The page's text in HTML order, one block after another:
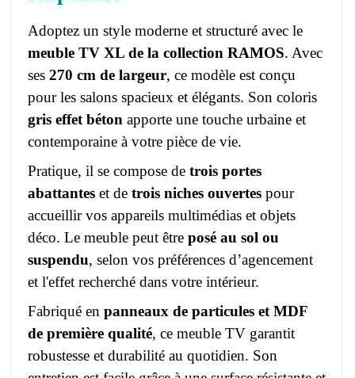
Adoptez un style moderne et structuré avec le
meuble TV XL de la collection RAMOS. Avec
ses 270 cm de largeur, ce modèle est conçu
pour les salons spacieux et élégants. Son coloris
gris effet béton apporte une touche urbaine et
contemporaine à votre pièce de vie.
Pratique, il se compose de trois portes
abattantes et de trois niches ouvertes pour
accueillir vos appareils multimédias et objets
déco. Le meuble peut être posé au sol ou
suspendu, selon vos préférences d’agencement
et l'effet recherché dans votre intérieur.
Fabriqué en panneaux de particules et MDF
de première qualité, ce meuble TV garantit
robustesse et durabilité au quotidien. Son